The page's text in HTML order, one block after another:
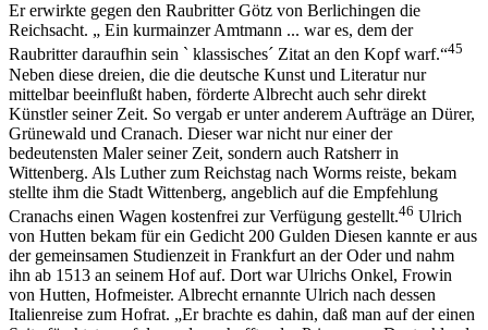
Er erwirkte gegen den Raubritter Götz von Berlichingen die
Reichsacht. „ Ein kurmainzer Amtmann ... war es, dem der
Raubritter daraufhin sein ` klassisches´ Zitat an den Kopf warf.“45
Neben diese dreien, die die deutsche Kunst und Literatur nur
mittelbar beeinflußt haben, förderte Albrecht auch sehr direkt
Künstler seiner Zeit. So vergab er unter anderem Aufträge an Dürer,
Grünewald und Cranach. Dieser war nicht nur einer der
bedeutensten Maler seiner Zeit, sondern auch Ratsherr in
Wittenberg. Als Luther zum Reichstag nach Worms reiste, bekam
stellte ihm die Stadt Wittenberg, angeblich auf die Empfehlung
Cranachs einen Wagen kostenfrei zur Verfügung gestellt.46 Ulrich
von Hutten bekam für ein Gedicht 200 Gulden Diesen kannte er aus
der gemeinsamen Studienzeit in Frankfurt an der Oder und nahm
ihn ab 1513 an seinem Hof auf. Dort war Ulrichs Onkel, Frowin
von Hutten, Hofmeister. Albrecht ernannte Ulrich nach dessen
Italienreise zum Hofrat. „Er brachte es dahin, daß man auf der einen